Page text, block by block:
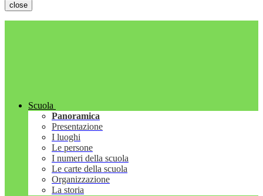
close
Scuola
Panoramica
Presentazione
I luoghi
Le persone
I numeri della scuola
Le carte della scuola
Organizzazione
La storia